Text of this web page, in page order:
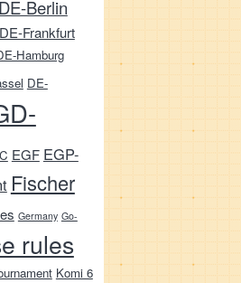
DE-Berlin
DE-Frankfurt
Hamburg
DE-
EGF EGP-
Fischer
Germany Go-
rules
Komi 6